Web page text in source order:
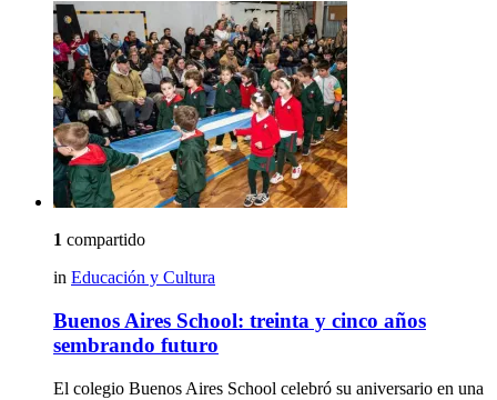
1 compartido
in Educación y Cultura
Buenos Aires School: treinta y cinco años
sembrando futuro
El colegio Buenos Aires School celebró su aniversario en una